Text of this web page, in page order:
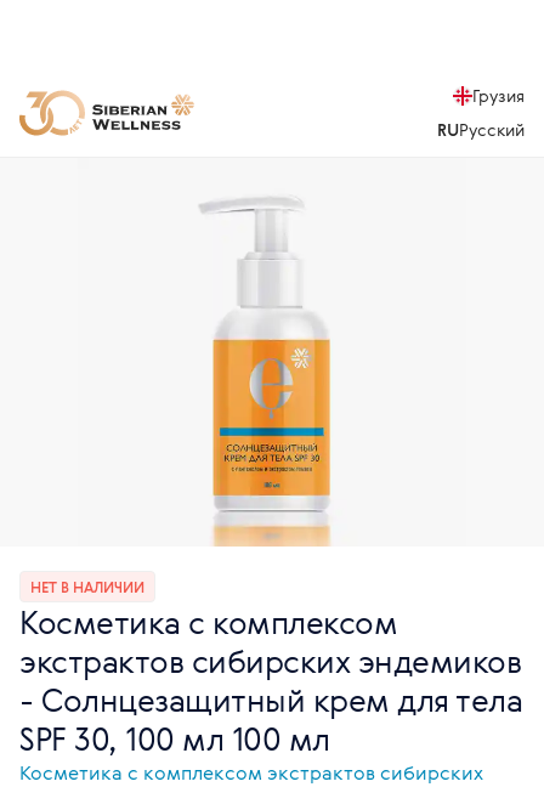
Грузия
RUРусский
НЕТ В НАЛИЧИИ
Косметика с комплексом
экстрактов сибирских эндемиков
- Солнцезащитный крем для тела
SPF 30, 100 мл 100 мл
Косметика с комплексом экстрактов сибирских